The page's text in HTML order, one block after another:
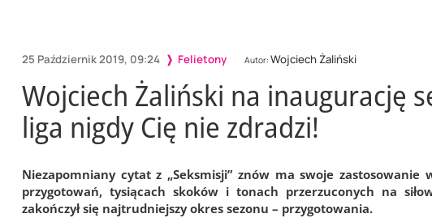
25 Październik 2019, 09:24 Felietony Autor:Wojciech Żaliński
Wojciech Żaliński na inaugurację
liga nigdy Cię nie zdradzi!
Niezapomniany cytat z „Seksmisji” znów ma swoje
przygotowań, tysiącach skoków i tonach przerzuconych na
zakończył się najtrudniejszy okres sezonu – przygotowania.